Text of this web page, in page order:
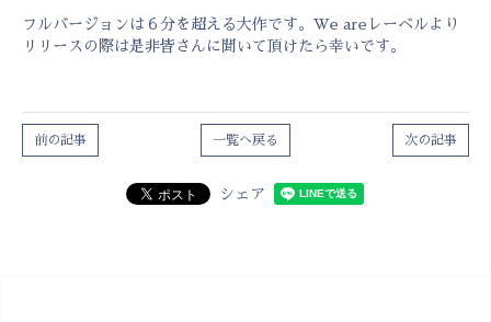
フルバージョンは６分を超える大作です。We areレーベルより
リリースの際は是非皆さんに聞いて頂けたら幸いです。
次の記事
一覧へ戻る
前の記事
シェア